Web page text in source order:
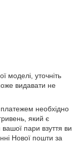
моделі, уточніть
видавати не
необхідно
який є
пари взуття ви
Нової пошти за